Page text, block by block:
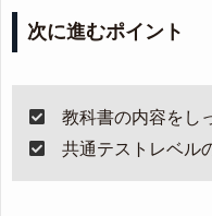
次に進むポイント
教科書の内容をし
共通テストレベル